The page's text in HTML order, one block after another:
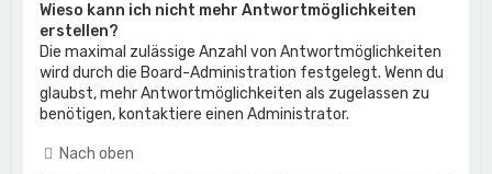
Wieso kann ich nicht mehr Antwortmöglichkeiten
erstellen?
Die maximal zulässige Anzahl von Antwortmöglichkeiten
wird durch die Board-Administration festgelegt. Wenn du
glaubst, mehr Antwortmöglichkeiten als zugelassen zu
benötigen, kontaktiere einen Administrator.
Nach oben